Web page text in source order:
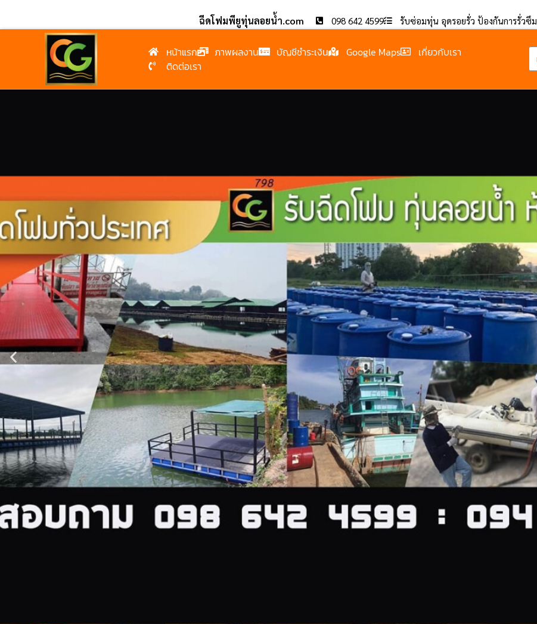
ฉีดโฟมพียูทุ่นลอยน้ำ.com 098 642 4599 รับซ่อมทุ่น อุดรอยรั่ว ป้องกันการรั่วซึ
หน้าแรก ภาพผลงาน บัญชีชำระเงิน Google Maps
เกี่ยวกับเรา
ติดต่อเรา